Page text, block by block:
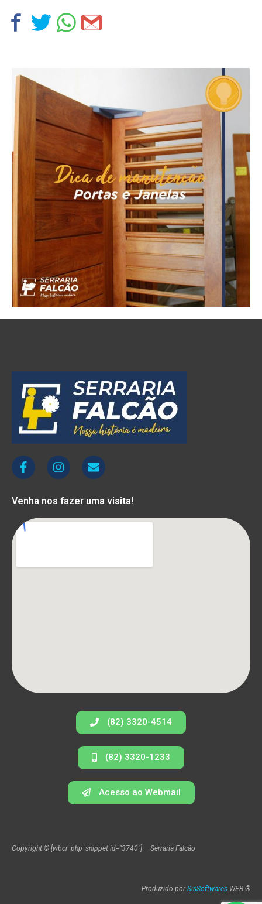
Venha nos fazer uma visita!
(82) 3320-4514
(82) 3320-1233
Acesso ao Webmail
Copyright © [wbcr_php_snippet id=”3740″] – Serraria Falcão
Produzido por SisSoftwares WEB ®